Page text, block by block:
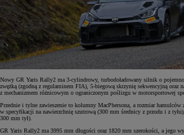
Nowy GR Yaris Rally2 ma 3-cylindrowy, turbodoładowany silnik o
zwężką (zgodną z regulaminem FIA), 5-biegową skrzynię sekwencyjną oraz
z mechanizmem różnicowym o ograniczonym poślizgu w motorsportowej
Przednie i tylne zawieszenie to kolumny MacPhersona, a rozmiar hamulców
w specyfikacji na nawierzchnię szutrową (300 mm średnicy z przodu i z
300 mm tył).
GR Yaris Rally2 ma 3995 mm długości oraz 1820 mm szerokości, a jego